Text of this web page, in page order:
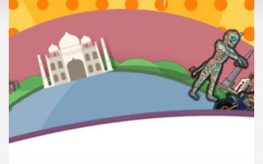
ลิ
แนะนำ
เพล
ย์
ลิ
คุณ